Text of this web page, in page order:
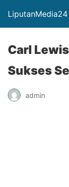
LiputanMedia24
Carl
Sukses
admin